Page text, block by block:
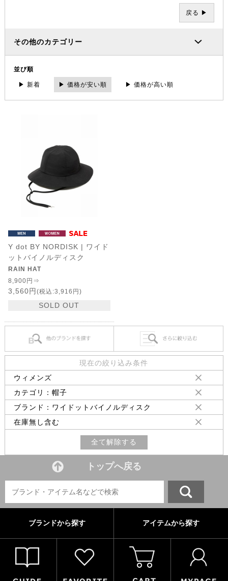
戻る ▶
その他のカテゴリー
並び順
▶ 新着 ▶ 価格が安い順 ▶ 価格が高い順
Y dot BY NORDISK | ワイド
ットバイノルディスク
RAIN HAT
8,900円⇒
3,560円 (税込:3,916円)
SOLD OUT
現在の絞り込み条件
ウィメンズ
カテゴリ：帽子
ブランド：ワイドットバイノルディスク
在庫無し含む
全て解除する
トップへ戻る
ブランドから探す アイテムから探す